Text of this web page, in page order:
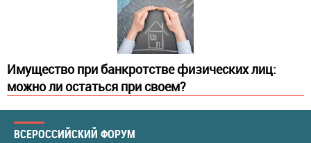
Имущество при банкротстве физических лиц:
можно ли остаться при своем?
ВСЕРОССИЙСКИЙ ФОРУМ